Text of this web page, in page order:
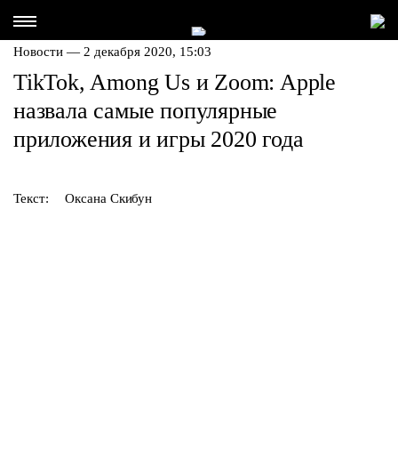
Новости — 2 декабря 2020, 15:03
TikTok, Among Us и Zoom: Apple
назвала самые популярные
приложения и игры 2020 года
Текст: Оксана Скибун